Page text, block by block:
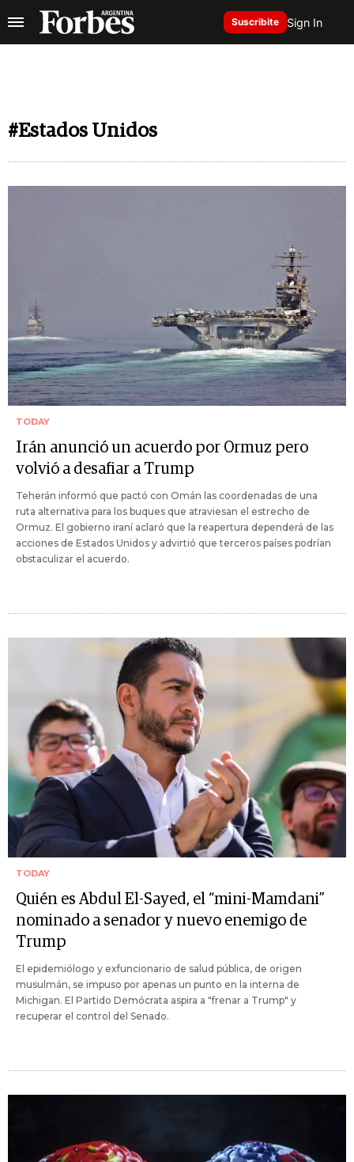
Suscribite Sign In
#Estados Unidos
TODAY
Irán anunció un acuerdo por Ormuz pero
volvió a desafiar a Trump
Teherán informó que pactó con Omán las coordenadas de una
ruta alternativa para los buques que atraviesan el estrecho de
Ormuz. El gobierno iraní aclaró que la reapertura dependerá de las
acciones de Estados Unidos y advirtió que terceros países podrían
obstaculizar el acuerdo.
TODAY
Quién es Abdul El-Sayed, el “mini-Mamdani”
nominado a senador y nuevo enemigo de
Trump
El epidemiólogo y exfuncionario de salud pública, de origen
musulmán, se impuso por apenas un punto en la interna de
Michigan. El Partido Demócrata aspira a "frenar a Trump" y
recuperar el control del Senado.